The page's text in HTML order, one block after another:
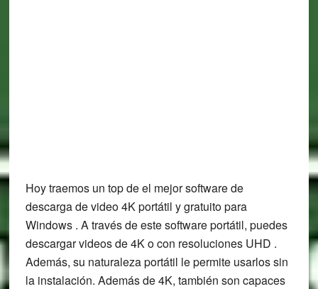
Hoy traemos un top de el mejor software de
descarga de video 4K portátil y gratuito para
Windows . A través de este software portátil, puedes
descargar videos de 4K o con resoluciones UHD .
Además, su naturaleza portátil le permite usarlos sin
la instalación. Además de 4K, también son capaces